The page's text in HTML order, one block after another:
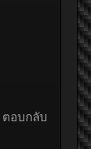
ตอบกลับ